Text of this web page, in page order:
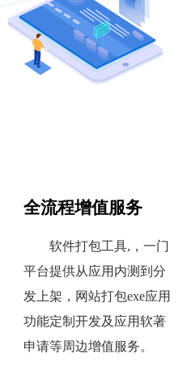
全流程增值服务
软件打包工具,，一门
平台提供从应用内测到分
发上架，网站打包exe应用
功能定制开发及应用软著
申请等周边增值服务。